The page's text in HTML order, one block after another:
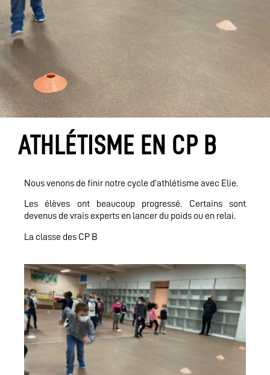
ATHLÉTISME EN CP B
Nous venons de finir notre cycle d’athlétisme avec Elie.
Les élèves ont beaucoup progressé. Certains sont
devenus de vrais experts en lancer du poids ou en relai.
La classe des CP B